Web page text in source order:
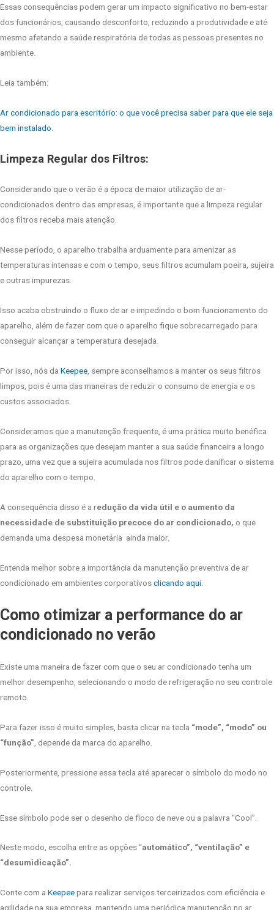
Essas consequências podem gerar um impacto significativo no bem-estar
dos funcionários, causando desconforto, reduzindo a produtividade e até
mesmo afetando a saúde respiratória de todas as pessoas presentes no
ambiente.
Leia também:
Ar condicionado para escritório: o que você precisa saber para que ele seja
bem instalado.
Limpeza Regular dos Filtros:
Considerando que o verão é a época de maior utilização de ar-
condicionados dentro das empresas, é importante que a limpeza regular
dos filtros receba mais atenção.
Nesse período, o aparelho trabalha arduamente para amenizar as
temperaturas intensas e com o tempo, seus filtros acumulam poeira, sujeira
e outras impurezas.
Isso acaba obstruindo o fluxo de ar e impedindo o bom funcionamento do
aparelho, além de fazer com que o aparelho fique sobrecarregado para
conseguir alcançar a temperatura desejada.
Por isso, nós da Keepee , sempre aconselhamos a manter os seus filtros
limpos, pois é uma das maneiras de reduzir o consumo de energia e os
custos associados.
Consideramos que a manutenção frequente, é uma prática muito benéfica
para as organizações que desejam manter a sua saúde financeira a longo
prazo, uma vez que a sujeira acumulada nos filtros pode danificar o sistema
do aparelho com o tempo.
A consequência disso é a redução da vida útil e o aumento da
necessidade de substituição precoce do ar condicionado, o que
demanda uma despesa monetária ainda maior.
Entenda melhor sobre a importância da manutenção preventiva de ar
condicionado em ambientes corporativosclicando aqui.
Como otimizar a performance do ar
condicionado no verão
Existe uma maneira de fazer com que o seu ar condicionado tenha um
melhor desempenho, selecionando o modo de refrigeração no seu controle
remoto.
Para fazer isso é muito simples, basta clicar na tecla “mode”, “modo” ou
“função” , depende da marca do aparelho.
Posteriormente, pressione essa tecla até aparecer o símbolo do modo no
controle.
Esse símbolo pode ser o desenho de floco de neve ou a palavra “Cool”.
Neste modo, escolha entre as opções “automático”, “ventilação” e
“desumidicação”.
Conte com a Keepeepara realizar serviços terceirizados com eficiência e
agilidade na sua empresa, mantendo uma periódica manutenção no ar